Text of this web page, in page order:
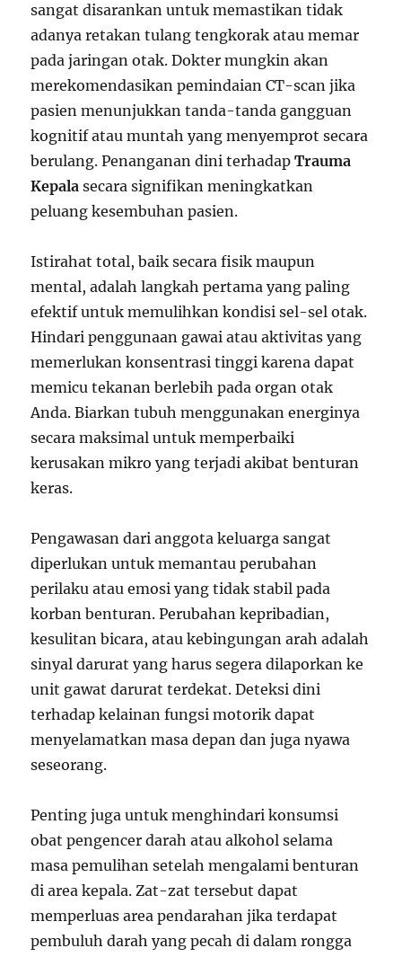
sangat disarankan untuk memastikan tidak
adanya retakan tulang tengkorak atau memar
pada jaringan otak. Dokter mungkin akan
merekomendasikan pemindaian CT-scan jika
pasien menunjukkan tanda-tanda gangguan
kognitif atau muntah yang menyemprot secara
berulang. Penanganan dini terhadapTrauma
Kepala secara signifikan meningkatkan
peluang kesembuhan pasien.
Istirahat total, baik secara fisik maupun
mental, adalah langkah pertama yang paling
efektif untuk memulihkan kondisi sel-sel otak.
Hindari penggunaan gawai atau aktivitas yang
memerlukan konsentrasi tinggi karena dapat
memicu tekanan berlebih pada organ otak
Anda. Biarkan tubuh menggunakan energinya
secara maksimal untuk memperbaiki
kerusakan mikro yang terjadi akibat benturan
keras.
Pengawasan dari anggota keluarga sangat
diperlukan untuk memantau perubahan
perilaku atau emosi yang tidak stabil pada
korban benturan. Perubahan kepribadian,
kesulitan bicara, atau kebingungan arah adalah
sinyal darurat yang harus segera dilaporkan ke
unit gawat darurat terdekat. Deteksi dini
terhadap kelainan fungsi motorik dapat
menyelamatkan masa depan dan juga nyawa
seseorang.
Penting juga untuk menghindari konsumsi
obat pengencer darah atau alkohol selama
masa pemulihan setelah mengalami benturan
di area kepala. Zat-zat tersebut dapat
memperluas area pendarahan jika terdapat
pembuluh darah yang pecah di dalam rongga